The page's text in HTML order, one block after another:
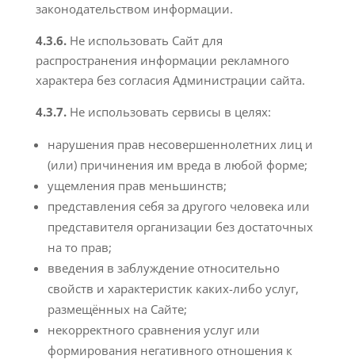
законодательством информации.
4.3.6. Не использовать Сайт для
распространения информации рекламного
характера без согласия Администрации сайта.
4.3.7. Не использовать сервисы в целях:
нарушения прав несовершеннолетних лиц и
(или) причинения им вреда в любой форме;
ущемления прав меньшинств;
представления себя за другого человека или
представителя организации без достаточных
на то прав;
введения в заблуждение относительно
свойств и характеристик каких-либо услуг,
размещённых на Сайте;
некорректного сравнения услуг или
формирования негативного отношения к